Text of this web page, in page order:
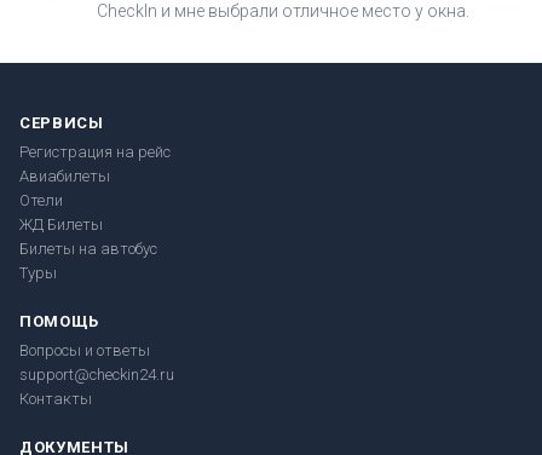
CheckIn и мне выбрали отличное место у окна.
СЕРВИСЫ
Регистрация на рейс
Авиабилеты
Отели
ЖД Билеты
Билеты на автобус
Туры
ПОМОЩЬ
Вопросы и ответы
support@checkin24.ru
Контакты
ДОКУМЕНТЫ